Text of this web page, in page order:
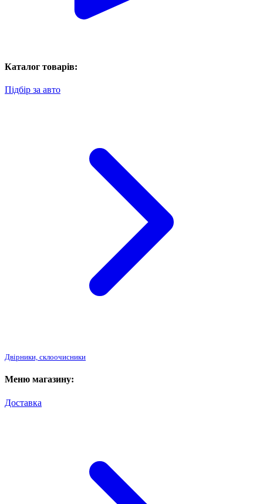
Каталог товарів:
Підбір за авто
Двірники, склоочисники
Меню магазину:
Доставка